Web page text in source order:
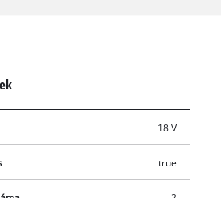
A 7 hosszú élettartamú, nagy
2500 lumen fényáramú és 6500 K
köszönhetően az akkumulátoros
tartozó halogénlámpák. Az ideális
gondoskodik. Az 1/4"-os
18 V
true